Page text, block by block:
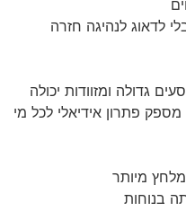
לדאוג לנהיגה חזרה
גדולה ומזוודות יכולה
מיניבוס 15 מקומות מספק פתרון אידיאלי לכל מי
מיותר
בנוחות